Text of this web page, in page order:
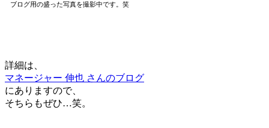
ブログ用の盛った写真を撮影中です。笑
詳細は、
マネージャー 伸也 さんのブログ
にありますので、
そちらもぜひ…笑。